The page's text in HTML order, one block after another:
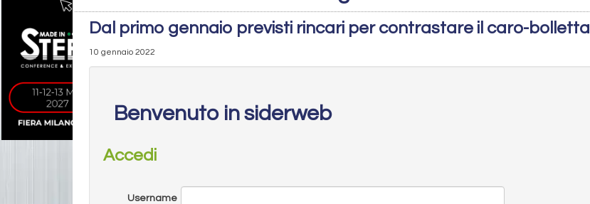
Dal primo gennaio previsti rincari per contrastare il caro-bolletta
10 gennaio 2022
Benvenuto in siderweb
Accedi
Username